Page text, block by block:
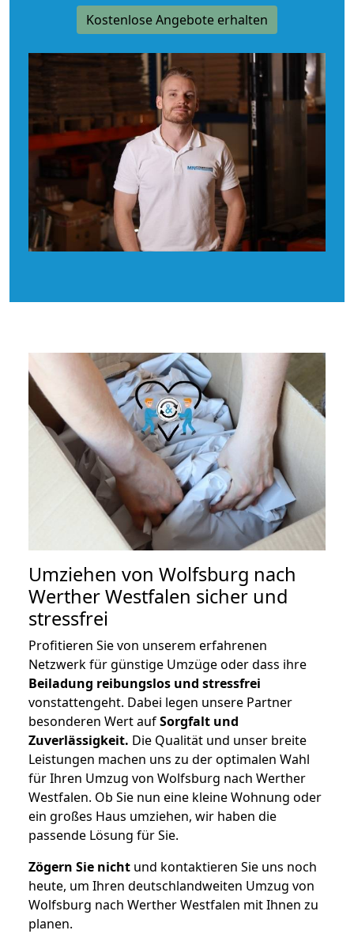
Kostenlose Angebote erhalten
Umziehen von Wolfsburg nach
Werther Westfalen sicher und
stressfrei
Profitieren Sie von unserem erfahrenen
Netzwerk für günstige Umzüge oder dass ihre
Beiladung reibungslos und stressfrei
vonstattengeht. Dabei legen unsere Partner
besonderen Wert aufSorgfalt und
Zuverlässigkeit. Die Qualität und unser breite
Leistungen machen uns zu der optimalen Wahl
für Ihren Umzug von Wolfsburg nach Werther
Westfalen. Ob Sie nun eine kleine Wohnung oder
ein großes Haus umziehen, wir haben die
passende Lösung für Sie.
Zögern Sie nicht und kontaktieren Sie uns noch
heute, um Ihren deutschlandweiten Umzug von
Wolfsburg nach Werther Westfalen mit Ihnen zu
planen.